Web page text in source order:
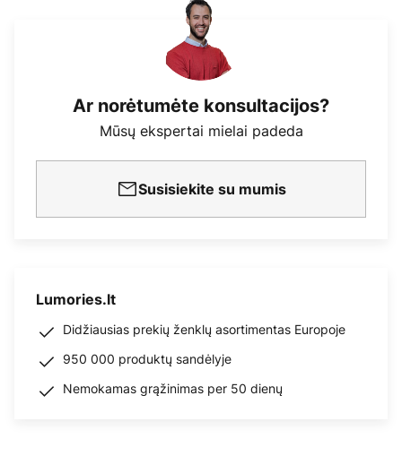
Ar norėtumėte konsultacijos?
Mūsų ekspertai mielai padeda
Susisiekite su mumis
Lumories.lt
Didžiausias prekių ženklų asortimentas Europoje
950 000 produktų sandėlyje
Nemokamas grąžinimas per 50 dienų